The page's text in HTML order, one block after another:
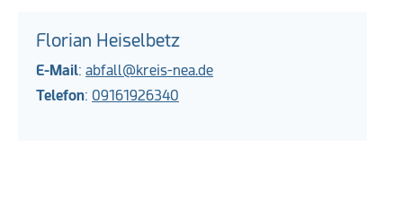
Florian Heiselbetz
E-Mail: abfall@kreis-nea.de
Telefon: 09161926340